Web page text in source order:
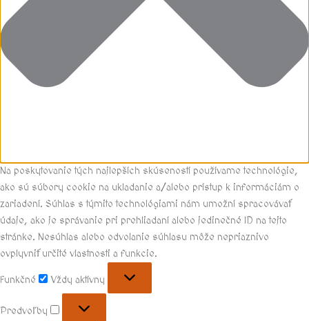
Na poskytovanie tých najlepších skúseností používame technológie,
ako sú súbory cookie na ukladanie a/alebo prístup k informáciám o
zariadení. Súhlas s týmito technológiami nám umožní spracovávať
údaje, ako je správanie pri prehliadaní alebo jedinečné ID na tejto
stránke. Nesúhlas alebo odvolanie súhlasu môže nepriaznivo
ovplyvniť určité vlastnosti a funkcie.
Funkčné Vždy aktívny
Predvoľby